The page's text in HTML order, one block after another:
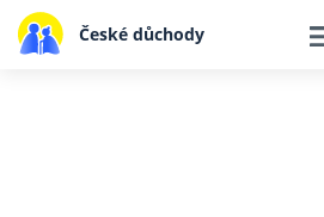
České důchody